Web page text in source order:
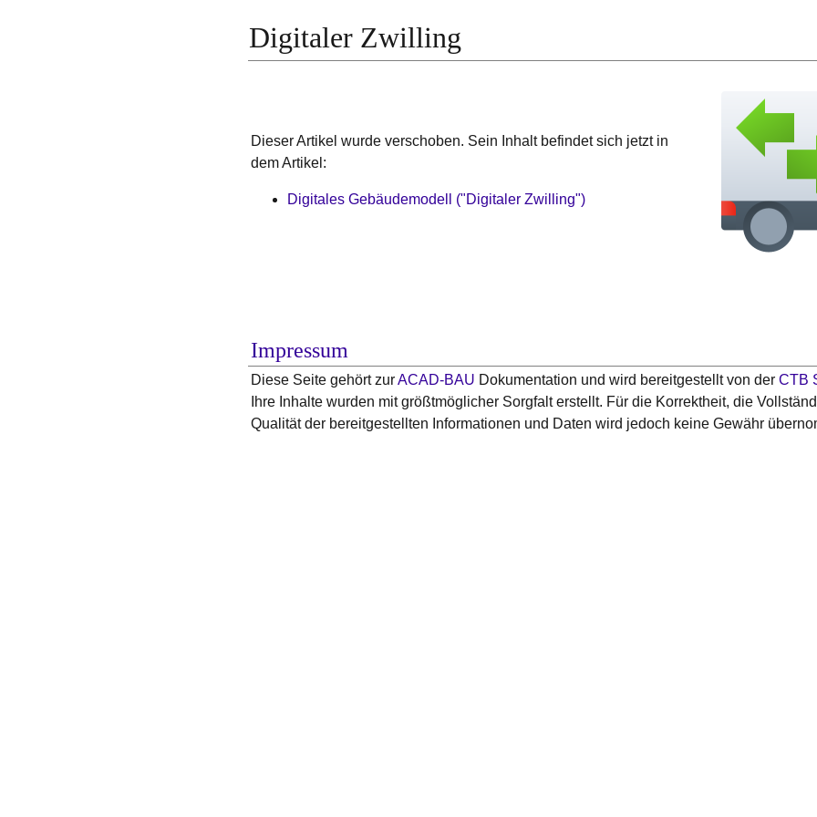
Digitaler Zwilling
Dieser Artikel wurde verschoben. Sein Inhalt befindet sich jetzt in
dem Artikel:
Digitales Gebäudemodell ("Digitaler Zwilling")
Impressum
Diese Seite gehört zurACAD-BAU Dokumentation und wird bereitgestellt von der CTB
Ihre Inhalte wurden mit größtmöglicher Sorgfalt erstellt. Für die Korrektheit, die
Qualität der bereitgestellten Informationen und Daten wird jedoch keine Gewähr